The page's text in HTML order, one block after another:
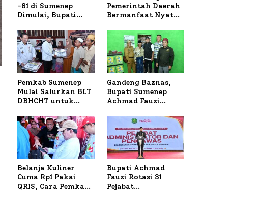
-81 di Sumenep
Dimulai, Bupati
Doa untuk Korban
Kapal Terbakar
Pemerintah Daerah
Bermanfaat Nyata
Bupati Sumenep
Tinjau Langsung
Budidaya Lele dan
Ayam Petelur di
Desa Bataal Timur
Pemkab Sumenep
Mulai Salurkan BLT
DBHCHT untuk
Tani Tembakau
Gandeng Baznas,
Bupati Sumenep
Achmad Fauzi
Serahkan Bantuan
Bedah RTLH di Dua
Kecamatan
Belanja Kuliner
Cuma Rp1 Pakai
QRIS, Cara Pemkab
Bupati Achmad
Fauzi Rotasi 31
Pejabat